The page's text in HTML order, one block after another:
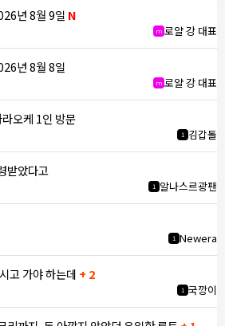
년 8월 9일 N
m 로얄 강 대표
년 8월 8일
m 로얄 강 대표
오케 1인 방문
1 김갑돌
받았다고
1 알나스르광팬
1 Newera
고 가야 하는데 + 2
1 국깡이